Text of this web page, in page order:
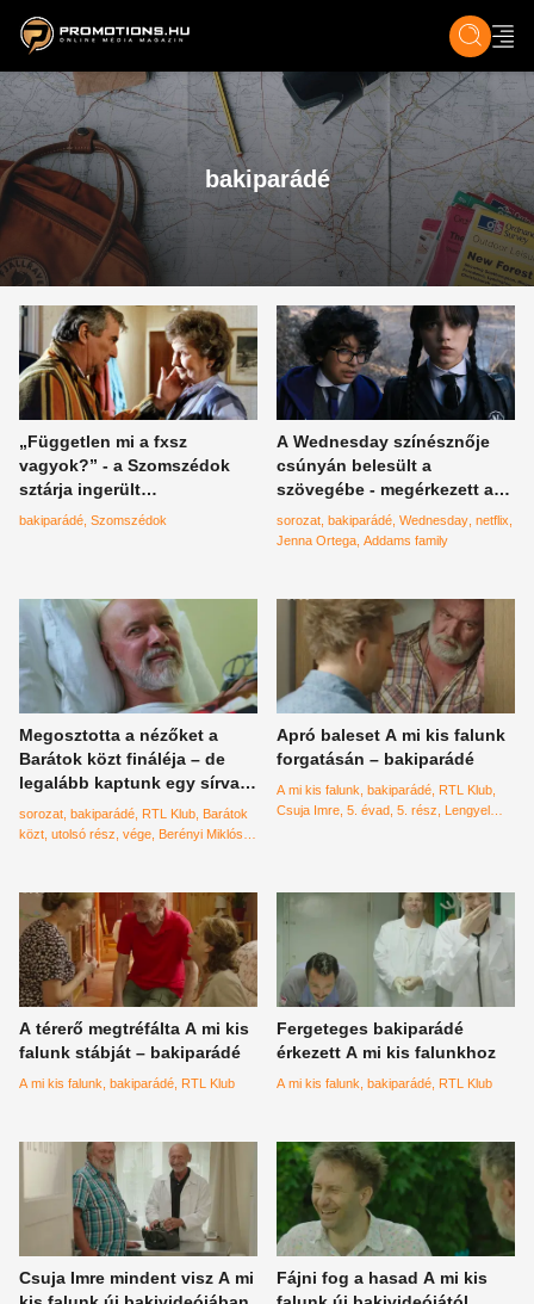
ZENE, FILM & KULT ÉLET TECH &
bakiparádé
„Független mi a fxsz
vagyok?” - a Szomszédok
sztárja ingerült
káromkodásban tört ki, be is
bakiparádé Szomszédok
A Wednesday színésznője
csúnyán belesült a
szövegébe - megérkezett a
Netflix-sorozat bakiparádéja
sorozat bakiparádé Wednesday netflix
Jenna Ortega Addams family
Megosztotta a nézőket a
Barátok közt fináléja – de
legalább kaptunk egy sírva
röhögős bakivideót!
sorozat bakiparádé RTL Klub Barátok
közt utolsó rész vége Berényi Miklós
Apró baleset A mi kis falunk
forgatásán – bakiparádé
A mi kis falunk bakiparádé RTL Klub
Csuja Imre 5. évad 5. rész
Lengyel
A térerő megtréfálta A mi kis
falunk stábját – bakiparádé
A mi kis falunk bakiparádé RTL Klub
Fergeteges bakiparádé
érkezett A mi kis falunkhoz
A mi kis falunk bakiparádé RTL Klub
Csuja Imre mindent visz A mi
Fájni fog a hasad A mi kis